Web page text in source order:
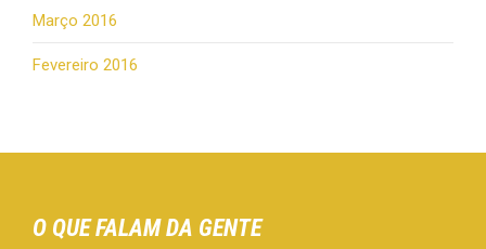
Março 2016
Fevereiro 2016
O QUE FALAM DA GENTE